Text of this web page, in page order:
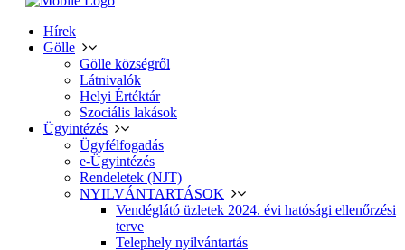
Hírek
Gölle
Gölle községről
Látnivalók
Helyi Értéktár
Szociális lakások
Ügyintézés
Ügyfélfogadás
e-Ügyintézés
Rendeletek (NJT)
NYILVÁNTARTÁSOK
Vendéglátó üzletek 2024. évi hatósági ellenőrzési
terve
Telephely nyilvántartás